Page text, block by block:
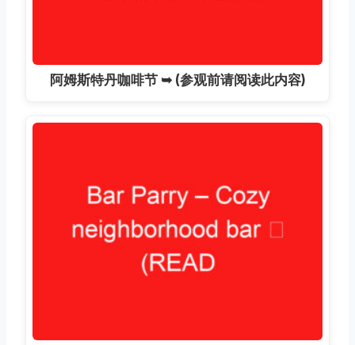
阿姆斯特丹咖啡节 ➥ (参观前请阅读此内容)